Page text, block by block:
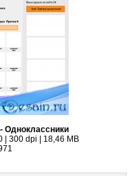
Одноклассники
| 300 dpi | 18,46 MB